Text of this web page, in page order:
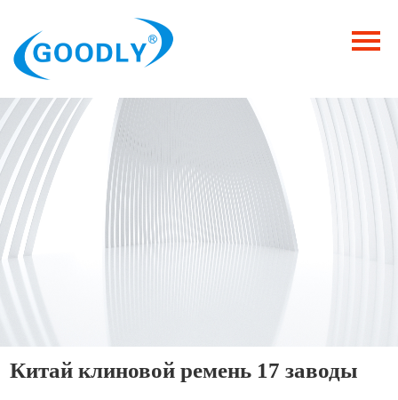
Продукция
ОТРАСЛИ
Категория
Новости
Контакты
Китай клиновой ремень 17 заводы